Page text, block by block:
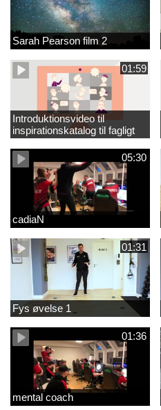
Sarah Pearson film 2
01:59
Introduktionsvideo til
inspirationskatalog til fagligt
løft_tilrettet
05:30
cadiaN
01:31
Fys øvelse 1
01:36
mental coach